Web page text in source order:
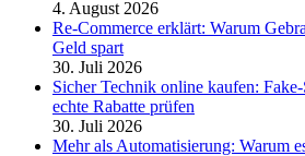
4. August 2026
Re-Commerce erklärt: Warum
Geld spart
30. Juli 2026
Sicher Technik online kaufen:
echte Rabatte prüfen
30. Juli 2026
Mehr als Automatisierung: Warum